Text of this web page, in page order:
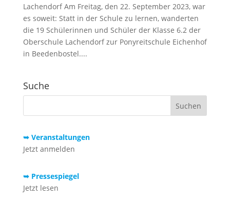
Lachendorf Am Freitag, den 22. September 2023, war
es soweit: Statt in der Schule zu lernen, wanderten
die 19 Schülerinnen und Schüler der Klasse 6.2 der
Oberschule Lachendorf zur Ponyreitschule Eichenhof
in Beedenbostel....
Suche
➥ Veranstaltungen
Jetzt anmelden
➥ Pressespiegel
Jetzt lesen